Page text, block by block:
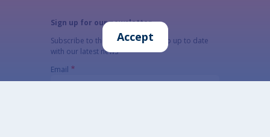
Sign up for our newsletter
Subscribe to the newsletter to keep up to date
with our latest news
Email
Accept